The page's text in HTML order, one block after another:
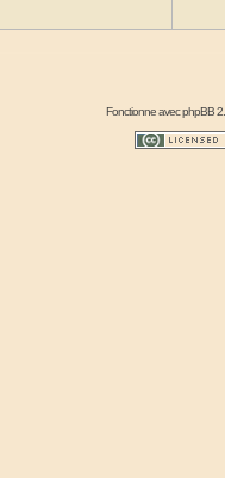
Fonctionne avecphpBB